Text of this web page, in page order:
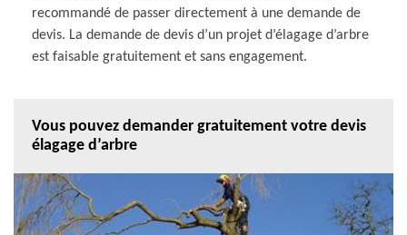
recommandé de passer directement à une demande de
devis. La demande de devis d’un projet d’élagage d’arbre
est faisable gratuitement et sans engagement.
Vous pouvez demander gratuitement votre devis
élagage d’arbre